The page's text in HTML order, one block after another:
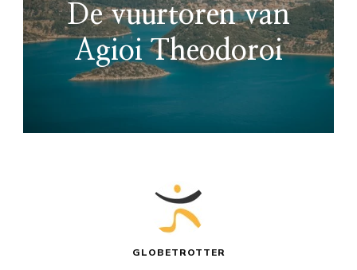
De vuurtoren van
Agioi Theodoroi
GLOBETROTTER